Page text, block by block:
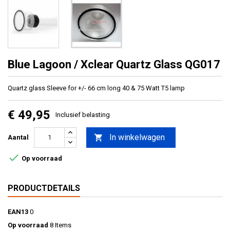
Blue Lagoon / Xclear Quartz Glass QG017
Quartz glass Sleeve for +/- 66 cm long 40 & 75 Watt T5 lamp
€ 49,95 Inclusief belasting
Aantal  In winkelwagen
 Op voorraad
PRODUCTDETAILS
EAN13 0
Op voorraad 8 Items